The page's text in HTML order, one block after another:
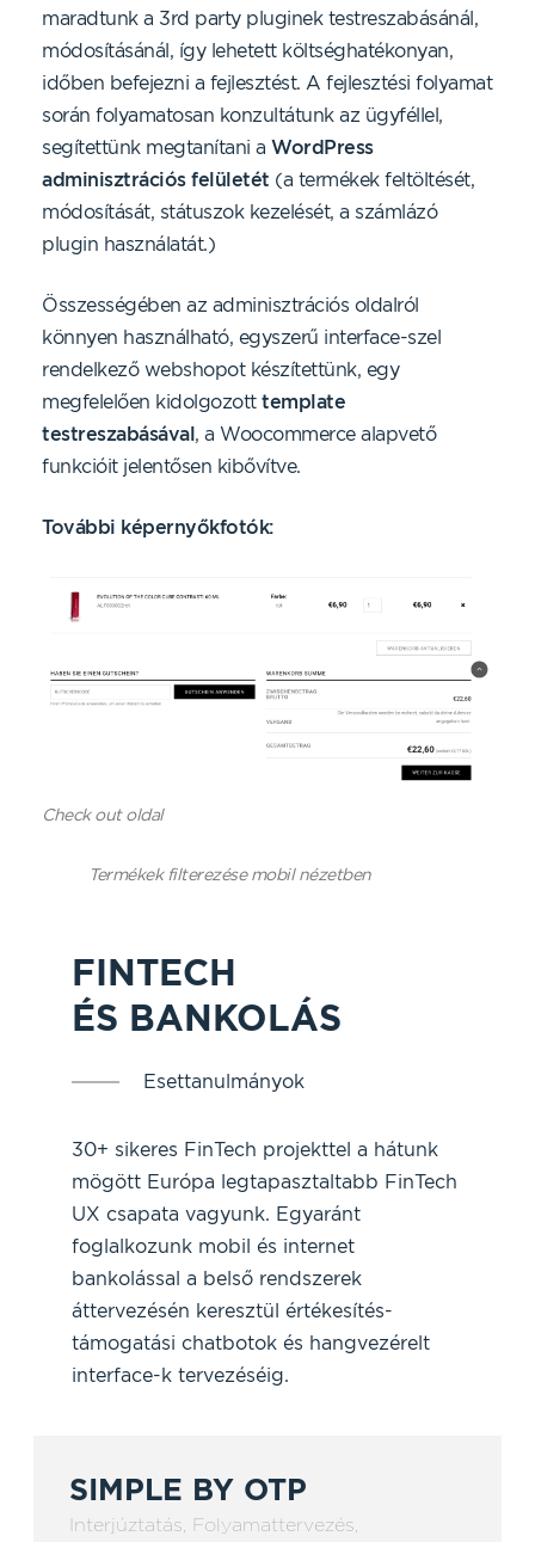
maradtunk a 3rd party pluginek testreszabásánál,
módosításánál, így lehetett költséghatékonyan,
időben befejezni a fejlesztést. A fejlesztési folyamat
során folyamatosan konzultátunk az ügyféllel,
segítettünk megtanítani a WordPress
adminisztrációs felületét (a termékek feltöltését,
módosítását, státuszok kezelését, a számlázó
plugin használatát.)
Összességében az adminisztrációs oldalról
könnyen használható, egyszerű interface-szel
rendelkező webshopot készítettünk, egy
megfelelően kidolgozott template
testreszabásával , a Woocommerce alapvető
funkcióit jelentősen kibővítve.
További képernyőkfotók:
Check out oldal
Termékek filterezése mobil nézetben
FINTECH
ÉS BANKOLÁS
Esettanulmányok
30+ sikeres FinTech projekttel a hátunk
mögött Európa legtapasztaltabb FinTech
UX csapata vagyunk. Egyaránt
foglalkozunk mobil és internet
bankolással a belső rendszerek
áttervezésén keresztül értékesítés-
támogatási chatbotok és hangvezérelt
interface-k tervezéséig.
SIMPLE BY OTP
Interjúztatás Folyamattervezés